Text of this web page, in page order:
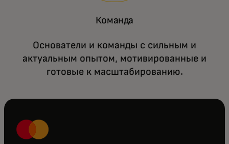
Команда
Основатели и команды с сильным и
актуальным опытом, мотивированные и
готовые к масштабированию.